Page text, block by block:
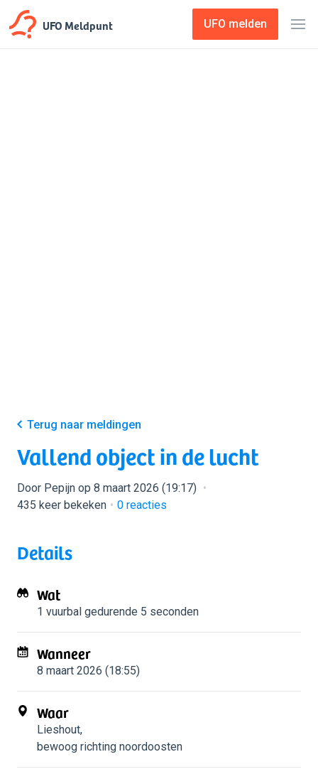
UFO Meldpunt UFO melden
Terug naar meldingen
Vallend object in de lucht
Door Pepijn op 8 maart 2026 (19:17)
435 keer bekeken
0 reacties
Details
Wat
1 vuurbal gedurende 5 seconden
Wanneer
8 maart 2026 (18:55)
Waar
Lieshout,
bewoog richting noordoosten